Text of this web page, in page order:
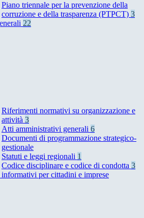
Piano triennale per la prevenzione della
corruzione e della trasparenza (PTPCT) 3
22
Riferimenti normativi su organizzazione e
attività 3
Atti amministrativi generali 6
Documenti di programmazione strategico-
gestionale
Statuti e leggi regionali 1
Codice disciplinare e codice di condotta 3
per cittadini e imprese